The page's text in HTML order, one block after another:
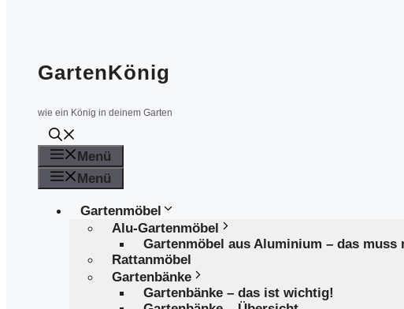
GartenKönig
wie ein König in deinem Garten
Menü
Menü
Gartenmöbel
Alu-Gartenmöbel
Gartenmöbel aus Aluminium – das muss
Rattanmöbel
Gartenbänke
Gartenbänke – das ist wichtig!